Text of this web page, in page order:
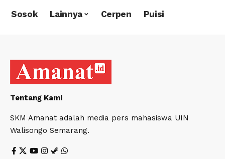
Sosok Lainnya Cerpen Puisi
Tentang Kami
SKM Amanat adalah media pers mahasiswa UIN
Walisongo Semarang.